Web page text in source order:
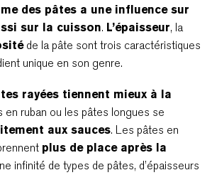
des pâtes a une influence sur
sur la cuisson. L’épaisseur, la
de la pâte sont trois caractéristiques
unique en son genre.
rayées tiennent mieux à la
en ruban ou les pâtes longues se
aux sauces. Les pâtes en
plus de place après la
infinité de types de pâtes, d’épaisseurs